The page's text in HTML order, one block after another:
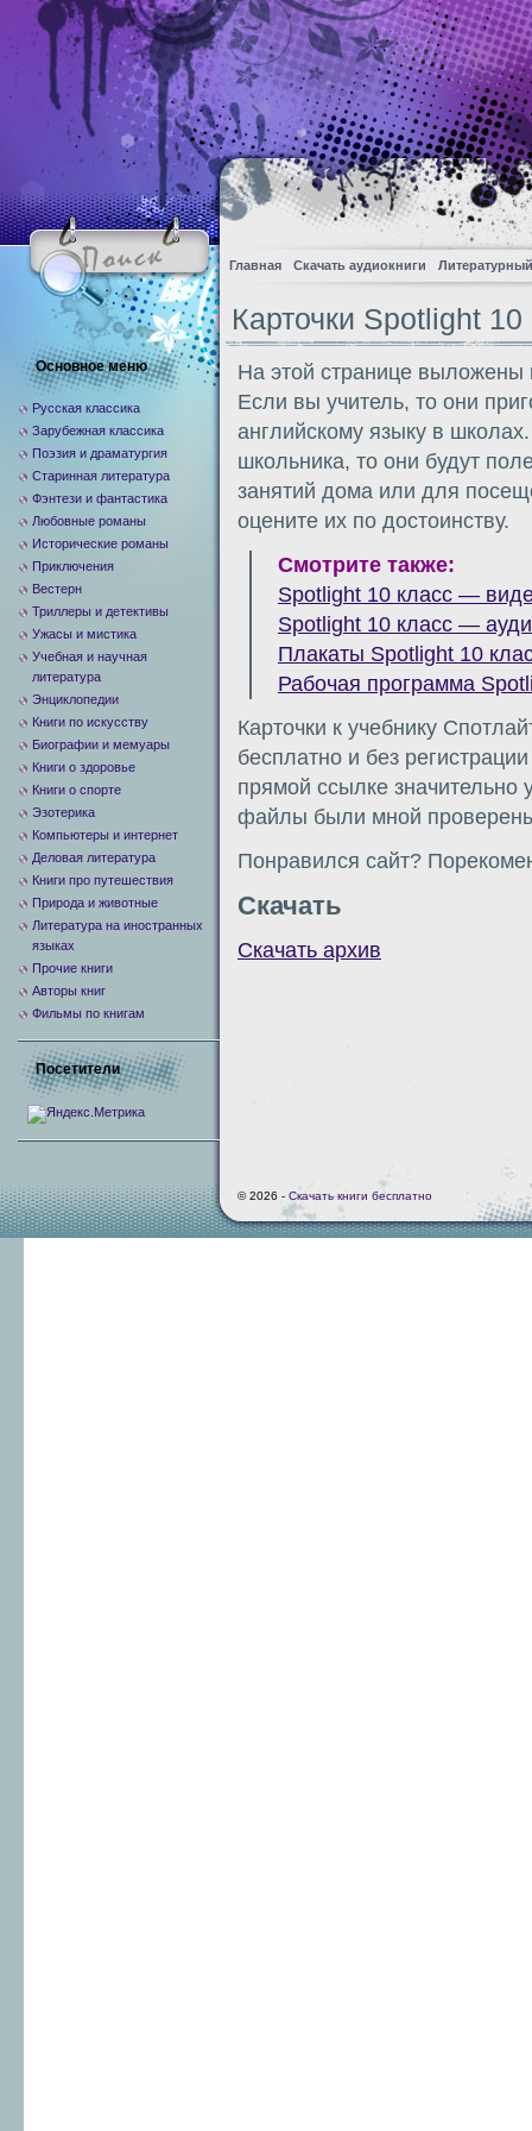
Главная Скачать аудиокниги
Карточки Spotlight 10
На этой странице выложены
Если вы учитель, то они
английскому языку в
школьника, то они будут
занятий дома или для
оцените их по достоинству.
Смотрите также:
Spotlight 10 класс —
Spotlight 10 класс —
Плакаты Spotlight 10
Рабочая программа
Карточки к учебнику
бесплатно и без
прямой ссылке значительно
файлы были мной проверены
Понравился сайт?
Скачать
Скачать архив
Основное меню
Русская классика
Зарубежная классика
Поэзия и драматургия
Старинная литература
Фэнтези и фантастика
Любовные романы
Исторические романы
Приключения
Вестерн
Триллеры и детективы
Ужасы и мистика
Учебная и научная
литература
Энциклопедии
Книги по искусству
Биографии и мемуары
Книги о здоровье
Книги о спорте
Эзотерика
Компьютеры и интернет
Деловая литература
Книги про путешествия
Природа и животные
Литература на иностранных
языках
Прочие книги
Авторы книг
Фильмы по книгам
Посетители
© 2026 - Скачать книги бесплатно